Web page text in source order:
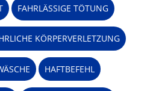
FAHRLÄSSIGE TÖTUNG
KÖRPERVERLETZUNG
HAFTBEFEHL